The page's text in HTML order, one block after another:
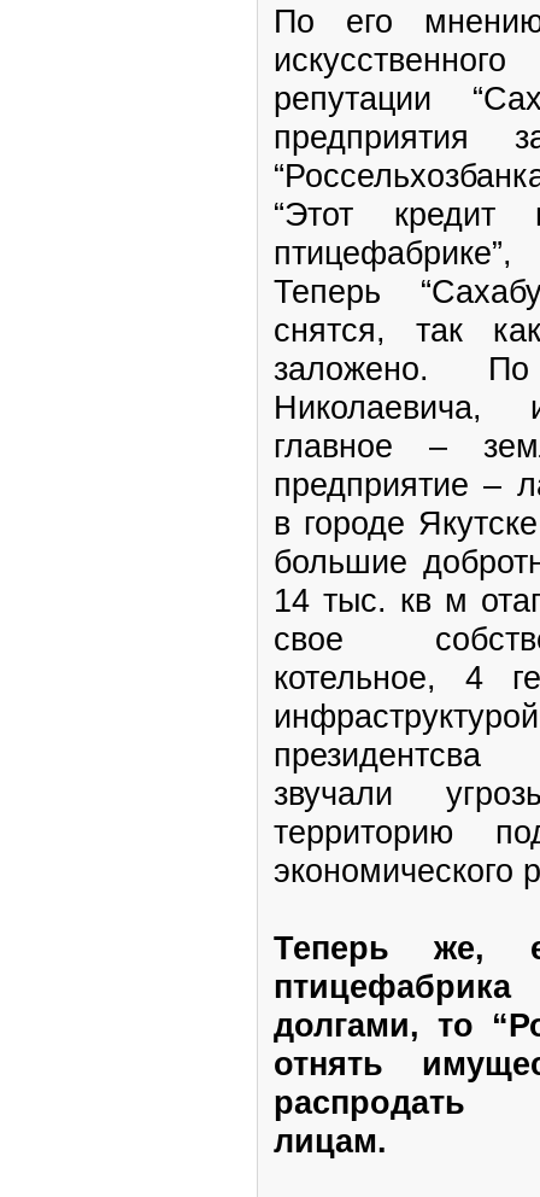
По его
репутации
предприятия
“Этот кредит
Теперь
снятся, так
заложено.
главное –
предприятие –
в городе
большие
14 тыс. кв м
свое
котельное, 4
звучали
территорию
экономического
Теперь же,
долгами, то
отнять
распродать
лицам.